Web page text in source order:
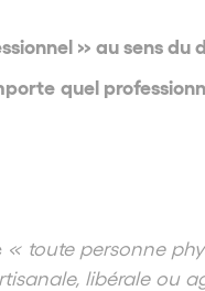
» au sens du
quel
« toute personne
libérale ou